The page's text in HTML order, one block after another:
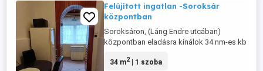
Felújított ingatlan -Soroksár
központban
Soroksáron, (Láng Endre utcában)
központban eladásra kínálok 34 nm-es kb
mely a 2. lakás. Bejárat előtt 30 nm kert
34 m2| 1 szoba